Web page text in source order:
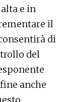
e in
il
di
del
anche